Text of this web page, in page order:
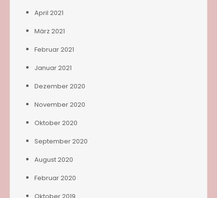
April 2021
März 2021
Februar 2021
Januar 2021
Dezember 2020
November 2020
Oktober 2020
September 2020
August 2020
Februar 2020